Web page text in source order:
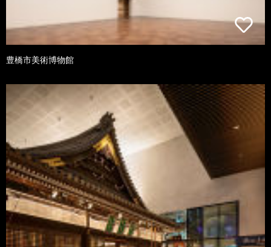
豊橋市美術博物館